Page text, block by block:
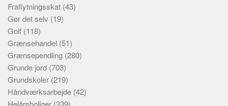
Fraflytningsskat (43)
Gør det selv (19)
Golf (118)
Grænsehandel (51)
Grænsependling (280)
Grunde jord (703)
Grundskoler (219)
Håndværksarbejde (42)
Helårsboliger (339)